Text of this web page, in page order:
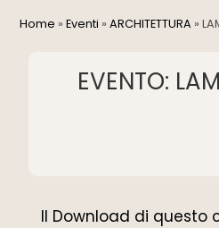
Home » Eventi » ARCHITETTURA »
EVENTO:
Il Download di questo